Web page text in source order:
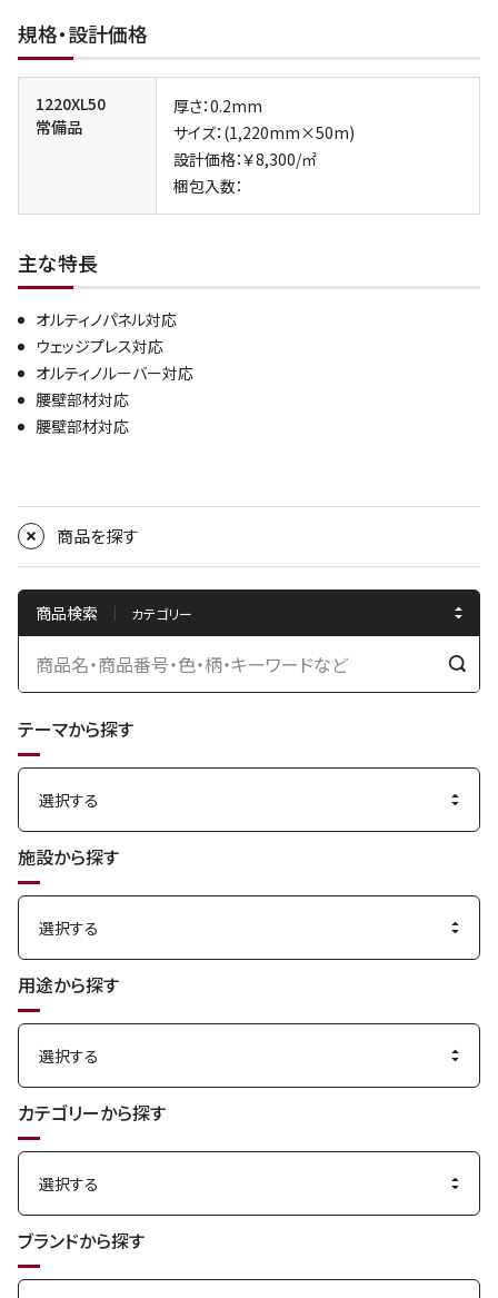
規格・設計価格
1220XL50
常備品
厚さ：0.2mm
サイズ：(1,220mm×50m)
設計価格：￥8,300/㎡
梱包入数：
主な特長
オルティノパネル対応
ウェッジプレス対応
オルティノルーバー対応
腰壁部材対応
腰壁部材対応
商品を探す
商品検索
検
テーマから探す
施設から探す
用途から探す
カテゴリーから探す
ブランドから探す